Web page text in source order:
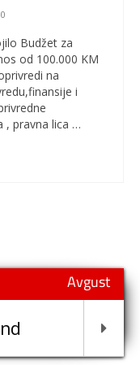
0
Budžet za
od 100.000 KM
na
i
, pravna lica …
Avgust